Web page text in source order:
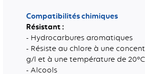
Compatibilités chimiques
Résistant :
- Hydrocarbures aromatiques
- Résiste au chlore à une
g/l et à une température de
- Alcools